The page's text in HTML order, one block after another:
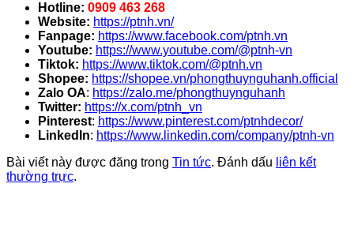
Hotline: 0909 463 268
Website: https://ptnh.vn/
Fanpage: https://www.facebook.com/ptnh.vn
Youtube: https://www.youtube.com/@ptnh-vn
Tiktok: https://www.tiktok.com/@ptnh.vn
Shopee: https://shopee.vn/phongthuynguhanh.official
Zalo OA: https://zalo.me/phongthuynguhanh
Twitter: https://x.com/ptnh_vn
Pinterest: https://www.pinterest.com/ptnhdecor/
LinkedIn: https://www.linkedin.com/company/ptnh-vn
Bài viết này được đăng trong Tin tức. Đánh dấu liên kết
thường trực.